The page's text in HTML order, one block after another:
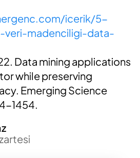
icerik/5-
veri-madenciligi-data-
Data mining applications
while preserving
Emerging Science
1454.